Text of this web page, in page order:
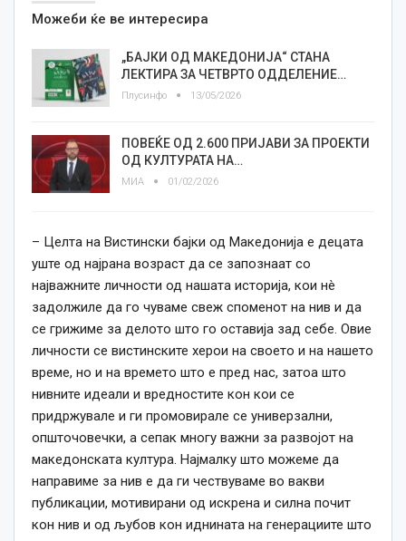
Можеби ќе ве интересира
„БАЈКИ ОД МАКЕДОНИЈА“ СТАНА
ЛЕКТИРА ЗА ЧЕТВРТО ОДДЕЛЕНИЕ…
Плусинфо 13/05/2026
ПОВЕЌЕ ОД 2.600 ПРИЈАВИ ЗА ПРОЕКТИ
ОД КУЛТУРАТА НА…
МИА 01/02/2026
– Целта на Вистински бајки од Македонија е децата
уште од најрана возраст да се запознаат со
најважните личности од нашата историја, кои нè
задолжиле да го чуваме свеж споменот на нив и да
се грижиме за делото што го оставија зад себе. Овие
личности се вистинските херои на своето и на нашето
време, но и на времето што е пред нас, затоа што
нивните идеали и вредностите кон кои се
придржувале и ги промовирале се универзални,
општочовечки, а сепак многу важни за развојот на
македонската култура. Најмалку што можеме да
направиме за нив е да ги чествуваме во вакви
публикации, мотивирани од искрена и силна почит
кон нив и од љубов кон иднината на генерациите што